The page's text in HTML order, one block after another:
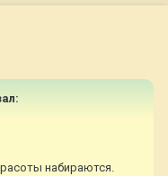
набираются.